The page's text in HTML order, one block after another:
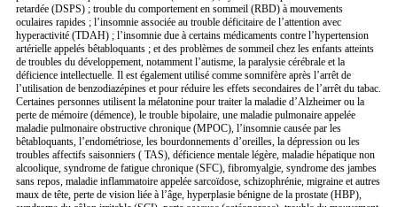
retardée (DSPS) ; trouble du comportement en sommeil (RBD) à mouvements
oculaires rapides ; l’insomnie associée au trouble déficitaire de l’attention avec
hyperactivité (TDAH) ; l’insomnie due à certains médicaments contre l’hypertension
artérielle appelés bêtabloquants ; et des problèmes de sommeil chez les enfants atteints
de troubles du développement, notamment l’autisme, la paralysie cérébrale et la
déficience intellectuelle. Il est également utilisé comme somnifère après l’arrêt de
l’utilisation de benzodiazépines et pour réduire les effets secondaires de l’arrêt du tabac.
Certaines personnes utilisent la mélatonine pour traiter la maladie d’Alzheimer ou la
perte de mémoire (démence), le trouble bipolaire, une maladie pulmonaire appelée
maladie pulmonaire obstructive chronique (MPOC), l’insomnie causée par les
bêtabloquants, l’endométriose, les bourdonnements d’oreilles, la dépression ou les
troubles affectifs saisonniers ( TAS), déficience mentale légère, maladie hépatique non
alcoolique, syndrome de fatigue chronique (SFC), fibromyalgie, syndrome des jambes
sans repos, maladie inflammatoire appelée sarcoïdose, schizophrénie, migraine et autres
maux de tête, perte de vision liée à l’âge, hyperplasie bénigne de la prostate (HBP),